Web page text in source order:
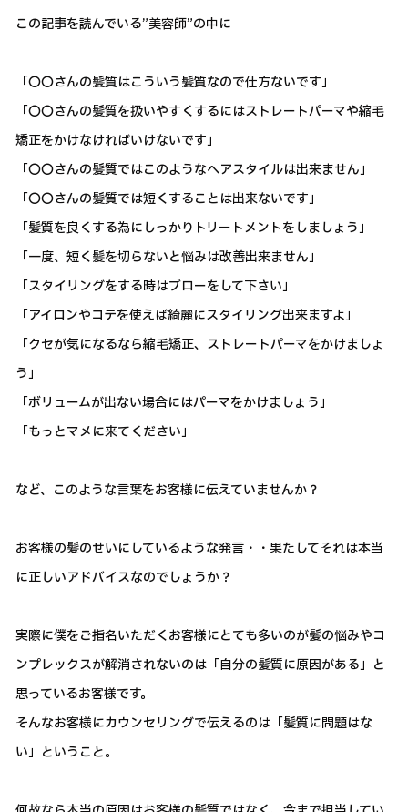
この記事を読んでいる”美容師”の中に
「〇〇さんの髪質はこういう髪質なので仕方ないです」
「〇〇さんの髪質を扱いやすくするにはストレートパーマや縮毛
矯正をかけなければいけないです」
「〇〇さんの髪質ではこのようなヘアスタイルは出来ません」
「〇〇さんの髪質では短くすることは出来ないです」
「髪質を良くする為にしっかりトリートメントをしましょう」
「一度、短く髪を切らないと悩みは改善出来ません」
「スタイリングをする時はブローをして下さい」
「アイロンやコテを使えば綺麗にスタイリング出来ますよ」
「クセが気になるなら縮毛矯正、ストレートパーマをかけましょ
う」
「ボリュームが出ない場合にはパーマをかけましょう」
「もっとマメに来てください」
など、このような言葉をお客様に伝えていませんか？
お客様の髪のせいにしているような発言・・果たしてそれは本当
に正しいアドバイスなのでしょうか？
実際に僕をご指名いただくお客様にとても多いのが髪の悩みやコ
ンプレックスが解消されないのは「自分の髪質に原因がある」と
思っているお客様です。
そんなお客様にカウンセリングで伝えるのは「髪質に問題はな
い」ということ。